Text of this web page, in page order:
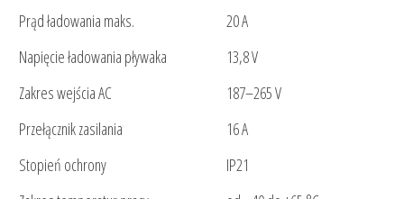
Prąd ładowania maks.
20 A
Napięcie ładowania pływaka
13,8 V
Zakres wejścia AC
187–265 V
Przełącznik zasilania
16 A
Stopień ochrony
IP21